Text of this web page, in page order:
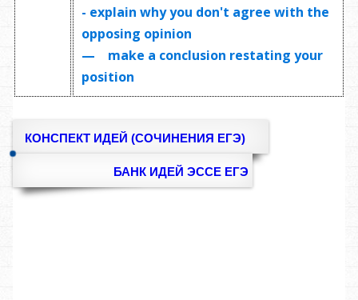
- explain why you don't agree with the
opposing opinion
— make a conclusion restating your
position
КОНСПЕКТ ИДЕЙ (СОЧИНЕНИЯ ЕГЭ)
БАНК ИДЕЙ ЭССЕ ЕГЭ